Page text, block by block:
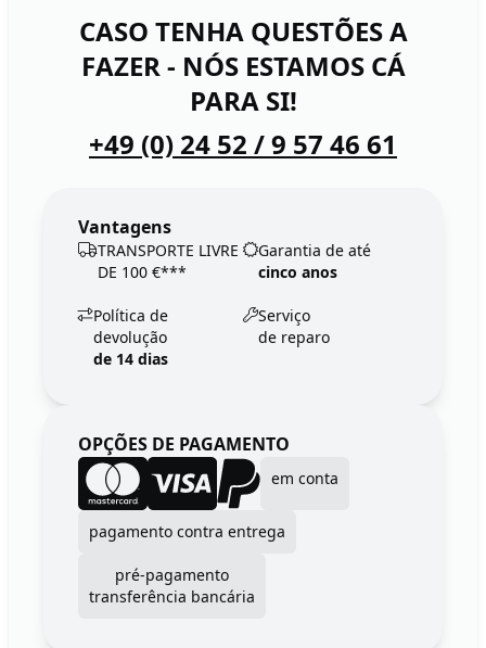
CASO TENHA QUESTÕES A
FAZER - NÓS ESTAMOS CÁ
PARA SI!
+49 (0) 24 52 / 9 57 46 61
Vantagens
TRANSPORTE LIVRE
DE 100 €***
Garantia de até
cinco anos
Política de
devolução
de 14 dias
Serviço
de reparo
OPÇÕES DE PAGAMENTO
em conta
pagamento contra entrega
pré-pagamento
transferência bancária